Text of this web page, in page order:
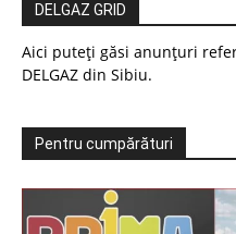
DELGAZ GRID
Aici puteți găsi anunțuri
DELGAZ din Sibiu.
Pentru cumpărături